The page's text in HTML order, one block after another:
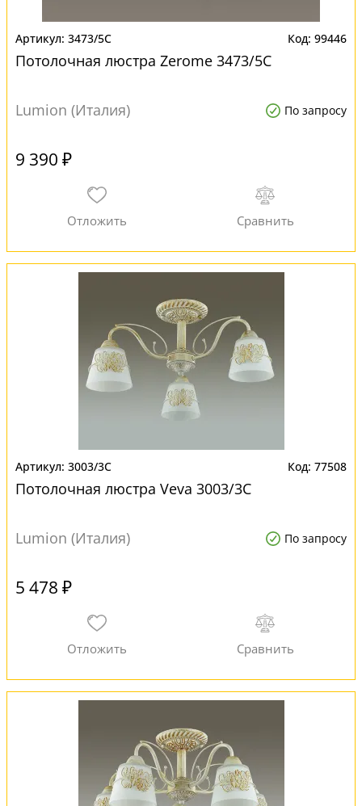
3473/5C 99446
Потолочная люстра Zerome 3473/5C
Lumion (Италия) По запросу
9 390 ₽
3003/3C 77508
Потолочная люстра Veva 3003/3C
Lumion (Италия) По запросу
5 478 ₽